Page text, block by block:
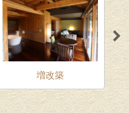
増改築